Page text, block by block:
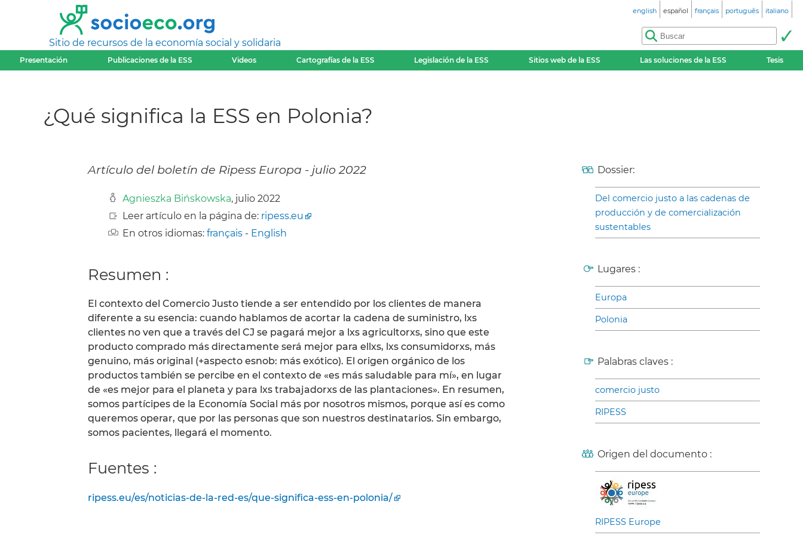
Sitio de recursos de la economía social y solidaria
english español français português italiano
Presentación Publicaciones de la ESS Videos Cartografías de la ESS Legislación de la ESS Sitios web de la ESS Las soluciones de la ESS Tesis
¿Qué significa la ESS en Polonia?
Artículo del boletín de Ripess Europa - julio 2022
Agnieszka Bińskowska, julio 2022
Leer artículo en la página de: ripess.eu
En otros idiomas: français - English
Resumen :
El contexto del Comercio Justo tiende a ser entendido por los clientes de manera
diferente a su esencia: cuando hablamos de acortar la cadena de suministro, lxs
clientes no ven que a través del CJ se pagará mejor a lxs agricultorxs, sino que este
producto comprado más directamente será mejor para ellxs, lxs consumidorxs, más
genuino, más original (+aspecto esnob: más exótico). El origen orgánico de los
productos también se percibe en el contexto de «es más saludable para mí», en lugar
de «es mejor para el planeta y para lxs trabajadorxs de las plantaciones». En resumen,
somos partícipes de la Economía Social más por nosotros mismos, porque así es como
queremos operar, que por las personas que son nuestros destinatarios. Sin embargo,
somos pacientes, llegará el momento.
Fuentes :
ripess.eu/es/noticias-de-la-red-es/que-significa-ess-en-polonia/
Dossier:
Del comercio justo a las cadenas de
producción y de comercialización
sustentables
Lugares :
Europa
Polonia
Palabras claves :
comercio justo
RIPESS
Origen del documento :
RIPESS Europe